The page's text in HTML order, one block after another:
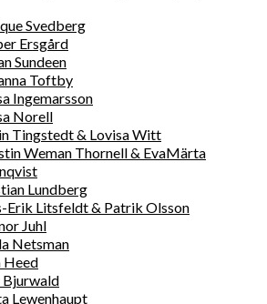
Svedberg
Ersgård
Sundeen
Toftby
Ingemarsson
Norell
Tingstedt & Lovisa Witt
Weman Thornell & EvaMärta
Lundberg
Erik Litsfeldt & Patrik Olsson
Juhl
Netsman
Heed
Bjurwald
Lewenhaupt